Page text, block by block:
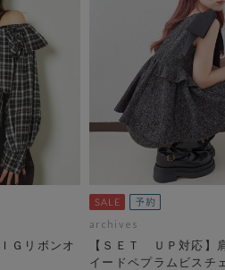
Ｇリボンオ
archives
【ＳＥＴ ＵＰ対応】
イードペプラムビスチ